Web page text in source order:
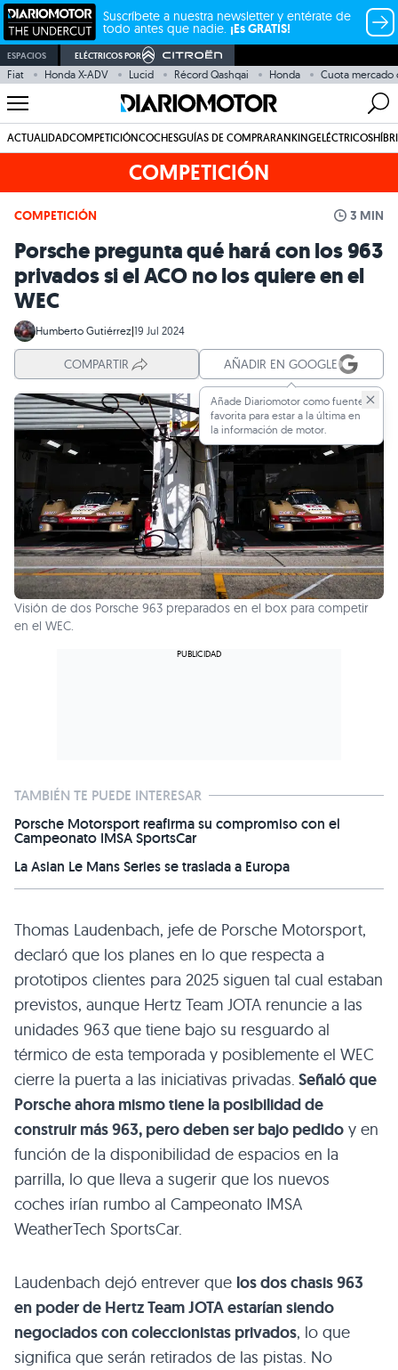
Suscríbete a nuestra newsletter y entérate de
todo antes que nadie. ¡Es GRATIS!
ESPACIOS ELÉCTRICOS POR
Fiat Honda X-ADV Lucid Récord Qashqai Honda Cuota mercado
ACTUALIDADCOMPETICIÓNCOCHESGUÍAS DE COMPRARANKINGELÉCTRICOS
COMPETICIÓN
COMPETICIÓN 3 MIN
Porsche pregunta qué hará con los 963
privados si el ACO no los quiere en el
WEC
Humberto Gutiérrez|19 Jul 2024
COMPARTIR AÑADIR EN GOOGLE
Añade Diariomotor como fuente
favorita para estar a la última en
la información de motor.
Visión de dos Porsche 963 preparados en el box para competir
en el WEC.
TAMBIÉN TE PUEDE INTERESAR
Porsche Motorsport reafirma su compromiso con el
Campeonato IMSA SportsCar
La Asian Le Mans Series se traslada a Europa
Thomas Laudenbach, jefe de Porsche Motorsport,
declaró que los planes en lo que respecta a
prototipos clientes para 2025 siguen tal cual estaban
previstos, aunque Hertz Team JOTA renuncie a las
unidades 963 que tiene bajo su resguardo al
térmico de esta temporada y posiblemente el WEC
cierre la puerta a las iniciativas privadas. Señaló que
Porsche ahora mismo tiene la posibilidad de
construir más 963, pero deben ser bajo pedido y en
función de la disponibilidad de espacios en la
parrilla, lo que lleva a sugerir que los nuevos
coches irían rumbo al Campeonato IMSA
WeatherTech SportsCar.
Laudenbach dejó entrever que los dos chasis 963
en poder de Hertz Team JOTA estarían siendo
negociados con coleccionistas privados, lo que
significa que serán retirados de las pistas. No